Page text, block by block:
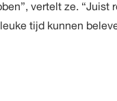
vertelt ze.
tijd kunnen